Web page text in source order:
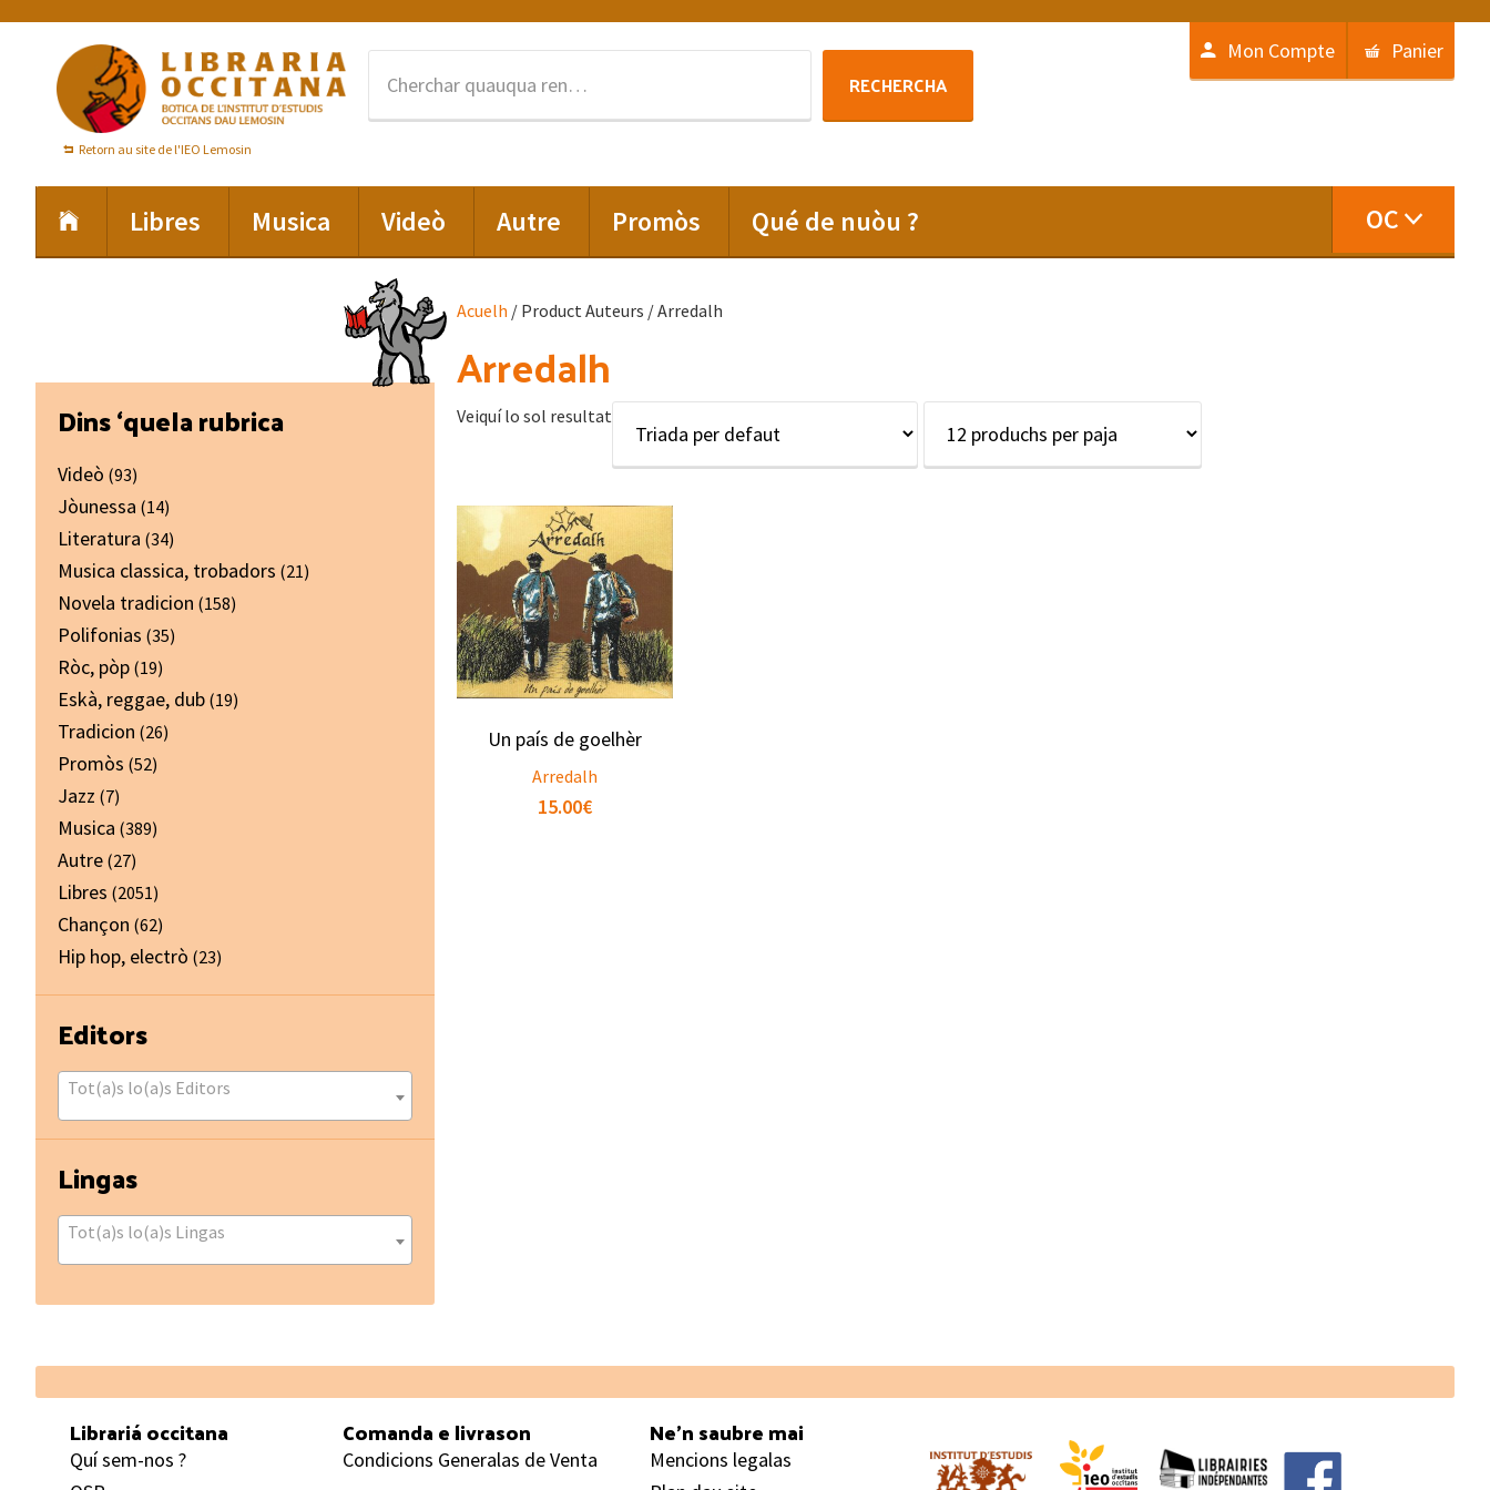
primary
navigation
content
Retorn au site de l'IEO Lemosin
:
RECHERCHA
Mon Compte Panier
Libres Musica Videò Autre Promòs Qué de nuòu ? OC
Acuelh / Product Auteurs / Arredalh
Arredalh
Veiquí lo sol resultat
Un país de goelhèr
Arredalh
15.00€
Primary
Sidebar
Dins ‘quela rubrica
Videò (93)
Jòunessa (14)
Literatura (34)
Musica classica, trobadors (21)
Novela tradicion (158)
Polifonias (35)
Ròc, pòp (19)
Eskà, reggae, dub (19)
Tradicion (26)
Promòs (52)
Jazz (7)
Musica (389)
Autre (27)
Libres (2051)
Chançon (62)
Hip hop, electrò (23)
Editors
Tot(a)s lo(a)s Editors
Lingas
Tot(a)s lo(a)s Lingas
Footer
Librariá occitana
Quí sem-nos ?
Comanda e livrason
Condicions Generalas de Venta
Ne’n saubre mai
Mencions legalas